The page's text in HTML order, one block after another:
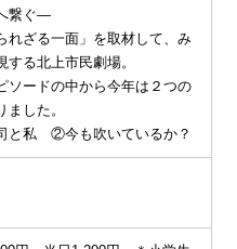
繋ぐ―
れざる一面」を取材して、み
する北上市民劇場。
ソードの中から今年は２つの
ました。
と私 ②今も吹いているか？